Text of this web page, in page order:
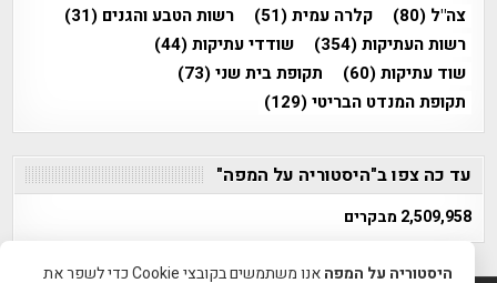
צה"ל (80) קלרה עמית(51) רשות הטבע והגנים (31)
רשות העתיקות(354) שודדי עתיקות(44)
שוד עתיקות(60) תקופת בית שני(73)
תקופת המנדט הבריטי(129)
עד כה צפו ב"היסטוריה על המפה"
2,509,958 מבקרים
היסטוריה על המפה אנו משתמשים בקובצי Cookie כדי לשפר את